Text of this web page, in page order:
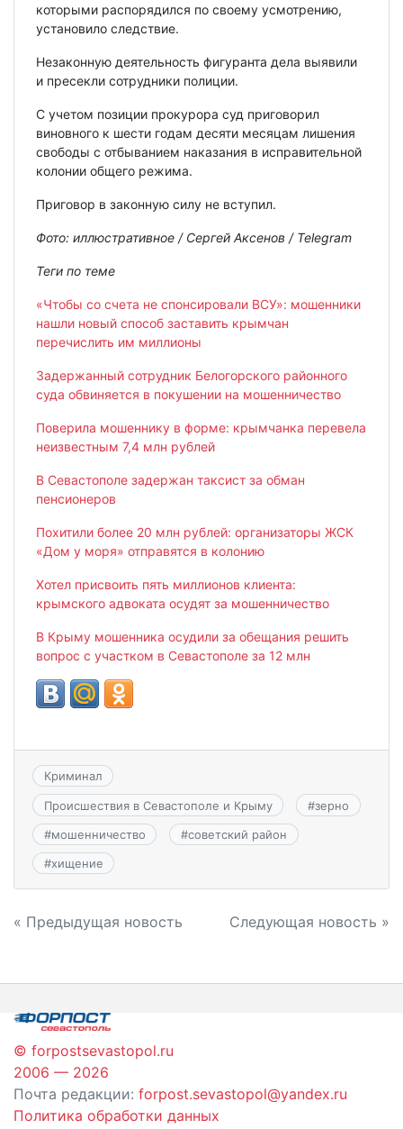
которыми распорядился по своему усмотрению,
установило следствие.
Незаконную деятельность фигуранта дела выявили
и пресекли сотрудники полиции.
С учетом позиции прокурора суд приговорил
виновного к шести годам десяти месяцам лишения
свободы с отбыванием наказания в исправительной
колонии общего режима.
Приговор в законную силу не вступил.
Фото: иллюстративное / Сергей Аксенов / Telegram
Теги по теме
«Чтобы со счета не спонсировали ВСУ»: мошенники
нашли новый способ заставить крымчан
перечислить им миллионы
Задержанный сотрудник Белогорского районного
суда обвиняется в покушении на мошенничество
Поверила мошеннику в форме: крымчанка перевела
неизвестным 7,4 млн рублей
В Севастополе задержан таксист за обман
пенсионеров
Похитили более 20 млн рублей: организаторы ЖСК
«Дом у моря» отправятся в колонию
Хотел присвоить пять миллионов клиента:
крымского адвоката осудят за мошенничество
В Крыму мошенника осудили за обещания решить
вопрос с участком в Севастополе за 12 млн
Криминал
Происшествия в Севастополе и Крыму #зерно
#мошенничество #советский район
#хищение
Навигация
записям
« Предыдущая новость Следующая новость »
© forpostsevastopol.ru
2006 — 2026
Почта редакции: forpost.sevastopol@yandex.ru
Политика обработки данных